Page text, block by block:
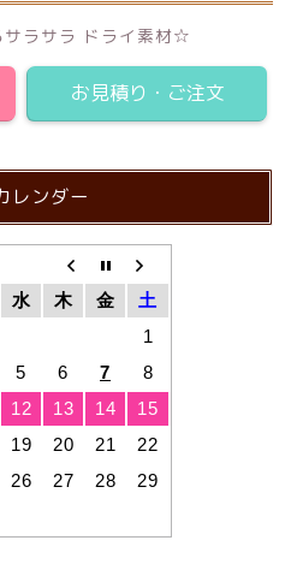
サラサラ ドライ素材☆
お見積り・ご注文
レンダー
水 木 金
土
1
5 6 7
8
12 13 14
15
19 20 21
22
26 27 28
29